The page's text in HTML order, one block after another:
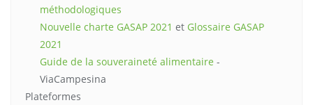
méthodologiques
Nouvelle charte GASAP 2021 et Glossaire GASAP
2021
Guide de la souveraineté alimentaire -
ViaCampesina
Plateformes